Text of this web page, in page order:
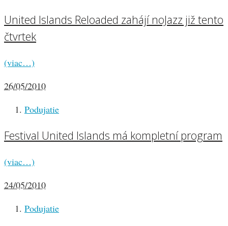
United Islands Reloaded zahájí noJazz již tento
čtvrtek
(viac…)
26/05/2010
Podujatie
Festival United Islands má kompletní program
(viac…)
24/05/2010
Podujatie